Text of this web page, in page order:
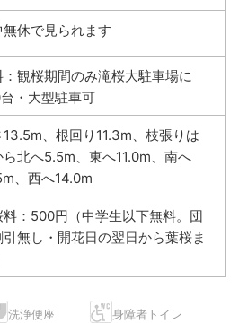
無休で見られます
：観桜期間のみ滝桜大駐車場に
・大型駐車可
13.5m、根回り11.3m、枝張りは
ら北へ5.5m、東へ11.0m、南へ
、西へ14.0m
料：500円（中学生以下無料。団
引無し・開花日の翌日から葉桜ま
洗浄便座 身障者トイレ